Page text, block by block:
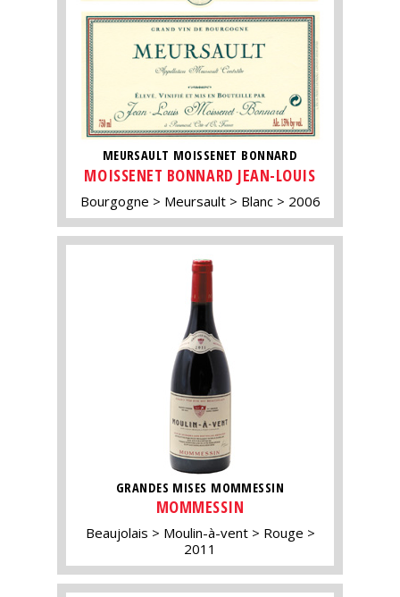
MEURSAULT MOISSENET BONNARD
MOISSENET BONNARD JEAN-LOUIS
Bourgogne Meursault Blanc 2006
GRANDES MISES MOMMESSIN
MOMMESSIN
Beaujolais Moulin-à-vent
Rouge
2011